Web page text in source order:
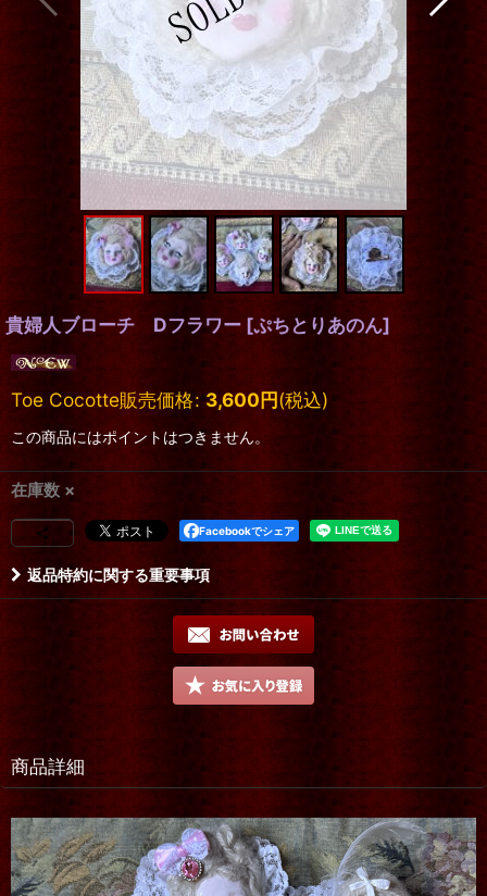
貴婦人ブローチ Dフラワー [ぷちとりあのん]
Toe Cocotte販売価格: 3,600円(税込)
この商品にはポイントはつきません。
在庫数 ×
Facebookでシェア
返品特約に関する重要事項
商品詳細